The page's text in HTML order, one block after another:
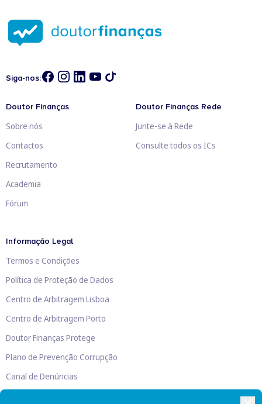
Siga-nos:
Doutor Finanças
Sobre nós
Contactos
Recrutamento
Academia
Fórum
Doutor Finanças Rede
Junte-se à Rede
Consulte todos os ICs
Informação Legal
Termos e Condições
Política de Proteção de Dados
Centro de Arbitragem Lisboa
Centro de Arbitragem Porto
Doutor Finanças Protege
Plano de Prevenção Corrupção
Canal de Denúncias